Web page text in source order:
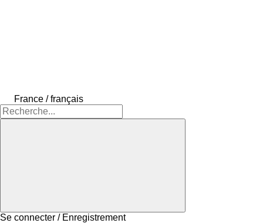
France / français
Se connecter / Enregistrement